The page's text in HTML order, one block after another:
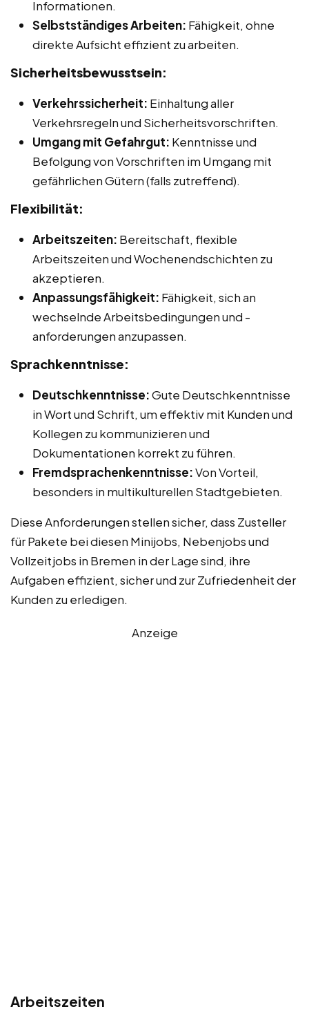
Informationen.
Selbstständiges Arbeiten: Fähigkeit, ohne
direkte Aufsicht effizient zu arbeiten.
Sicherheitsbewusstsein:
Verkehrssicherheit: Einhaltung aller
Verkehrsregeln und Sicherheitsvorschriften.
Umgang mit Gefahrgut: Kenntnisse und
Befolgung von Vorschriften im Umgang mit
gefährlichen Gütern (falls zutreffend).
Flexibilität:
Arbeitszeiten: Bereitschaft, flexible
Arbeitszeiten und Wochenendschichten zu
akzeptieren.
Anpassungsfähigkeit: Fähigkeit, sich an
wechselnde Arbeitsbedingungen und -
anforderungen anzupassen.
Sprachkenntnisse:
Deutschkenntnisse:Gute Deutschkenntnisse
in Wort und Schrift, um effektiv mit Kunden und
Kollegen zu kommunizieren und
Dokumentationen korrekt zu führen.
Fremdsprachenkenntnisse:Von Vorteil,
besonders in multikulturellen Stadtgebieten.
Diese Anforderungen stellen sicher, dass Zusteller
für Pakete bei diesen Minijobs, Nebenjobs und
Vollzeitjobs in Bremen in der Lage sind, ihre
Aufgaben effizient, sicher und zur Zufriedenheit der
Kunden zu erledigen.
Anzeige
Arbeitszeiten